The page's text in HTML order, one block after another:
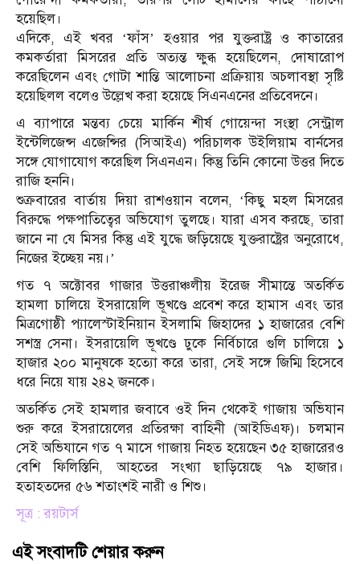
হয়েছিল।
এদিকে, এই খবর ‘ফাঁস’ হওয়ার পর যুক্তরাষ্ট্র ও কাতারের
কমকর্তারা মিসরের প্রতি অত্যন্ত ক্ষুব্ধ হয়েছিলেন, দোষারোপ
করেছিলেন এবং গোটা শান্তি আলোচনা প্রক্রিয়ায় অচলাবস্থা সৃষ্টি
হয়েছিলল বলেও উল্লেখ করা হয়েছে সিএনএনের প্রতিবেদনে।
এ ব্যাপারে মন্তব্য চেয়ে মার্কিন শীর্ষ গোয়েন্দা সংস্থা সেন্ট্রাল
ইন্টেলিজেন্স এজেন্সির (সিআইএ) পরিচালক উইলিয়াম বার্নসের
সঙ্গে যোগাযোগ করেছিল সিএনএন। কিন্তু তিনি কোনো উত্তর দিতে
রাজি হননি।
শুক্রবারের বার্তায় দিয়া রাশওয়ান বলেন, ‘কিছু মহল মিসরের
বিরুদ্ধে পক্ষপাতিত্বের অভিযোগ তুলছে। যারা এসব করছে, তারা
জানে না যে মিসর কিন্তু এই যুদ্ধে জড়িয়েছে যুক্তরাষ্ট্রের অনুরোধে,
নিজের ইচ্ছেয় নয়।’
গত ৭ অক্টোবর গাজার উত্তরাঞ্চলীয় ইরেজ সীমান্তে অতর্কিত
হামলা চালিয়ে ইসরায়েলি ভূখণ্ডে প্রবেশ করে হামাস এবং তার
মিত্রগোষ্ঠী প্যালেস্টাইনিয়ান ইসলামি জিহাদের ১ হাজারের বেশি
সশস্ত্র সেনা। ইসরায়েলি ভূখণ্ডে ঢুকে নির্বিচারে গুলি চালিয়ে ১
হাজার ২০০ মানুষকে হত্যো করে তারা, সেই সঙ্গে জিম্মি হিসেবে
ধরে নিয়ে যায় ২৪২ জনকে।
অতর্কিত সেই হামলার জবাবে ওই দিন থেকেই গাজায় অভিযান
শুরু করে ইসরায়েলের প্রতিরক্ষা বাহিনী (আইডিএফ)। চলমান
সেই অভিযানে গত ৭ মাসে গাজায় নিহত হয়েছেন ৩৫ হাজারেরও
বেশি ফিলিস্তিনি, আহতের সংখ্যা ছাড়িয়েছে ৭৯ হাজার।
হতাহতদের ৫৬ শতাংশই নারী ও শিশু।
সূত্র : রয়টার্স
এই সংবাদটি শেয়ার করুন